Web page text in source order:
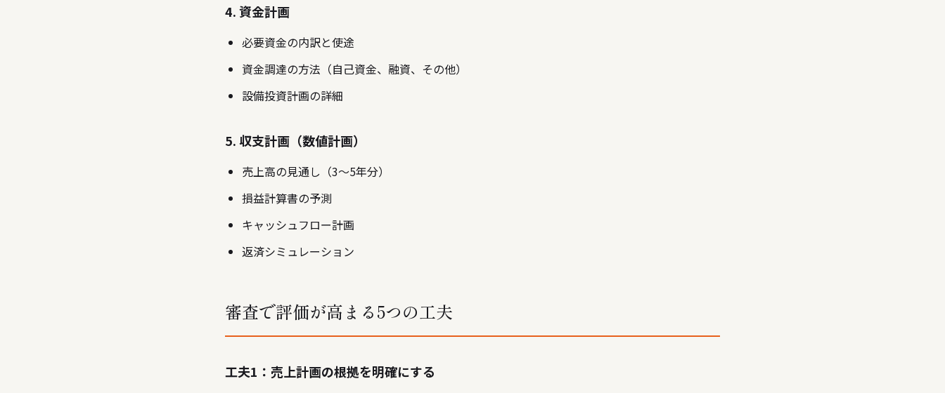
4. 資金計画
必要資金の内訳と使途
資金調達の方法（自己資金、融資、その他）
設備投資計画の詳細
5. 収支計画（数値計画）
売上高の見通し（3〜5年分）
損益計算書の予測
キャッシュフロー計画
返済シミュレーション
審査で評価が高まる5つの工夫
工夫1：売上計画の根拠を明確にする